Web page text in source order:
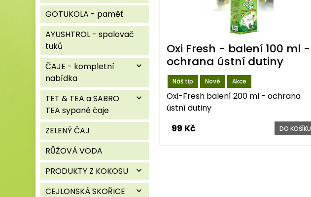
GOTUKOLA - paměť
AYUSHTROL - spalovač
tuků
ČAJE - kompletní
nabídka
expand_more
TET & TEA a SABRO
TEA sypané čaje
expand_more
ZELENÝ ČAJ
RŮŽOVÁ VODA
PRODUKTY Z KOKOSU
expand_more
CEJLONSKÁ SKOŘICE expand_more
Náš tip Nové Akce
Oxi Fresh - balení 100 ml -
ochrana ústní dutiny
Oxi-Fresh balení 200 ml - ochrana
ústní dutiny
99 Kč DO KOŠÍKU